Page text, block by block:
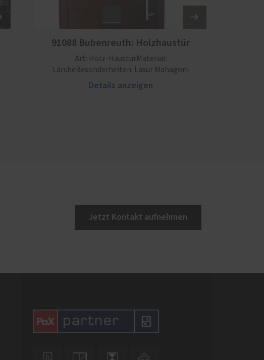
91088 Bubenreuth: Holzhaustür
Art: Holz-HaustürMaterial:
LärcheBesonderheiten: Lasur Mahagoni
Details anzeigen
Jetzt Kontakt aufnehmen